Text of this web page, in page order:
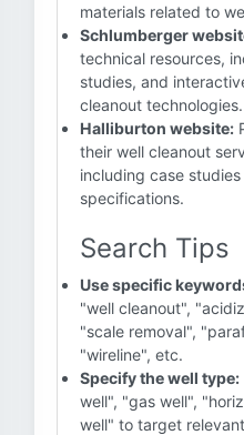
materials related to
Schlumberger
technical resources,
studies, and
cleanout technologies.
Halliburton website:
their well cleanout
including case
specifications.
Search Tips
Use specific
"well cleanout",
"scale removal",
"wireline", etc.
Specify the well type:
well", "gas well",
well" to target